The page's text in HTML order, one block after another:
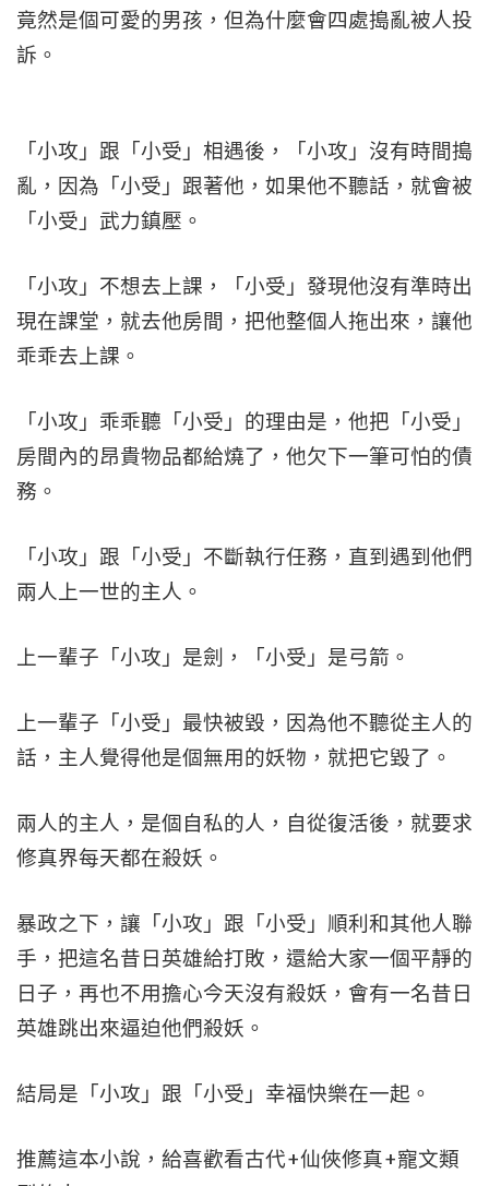
竟然是個可愛的男孩，但為什麼會四處搗亂被人投
訴。
「小攻」跟「小受」相遇後，「小攻」沒有時間搗
亂，因為「小受」跟著他，如果他不聽話，就會被
「小受」武力鎮壓。
「小攻」不想去上課，「小受」發現他沒有準時出
現在課堂，就去他房間，把他整個人拖出來，讓他
乖乖去上課。
「小攻」乖乖聽「小受」的理由是，他把「小受」
房間內的昂貴物品都給燒了，他欠下一筆可怕的債
務。
「小攻」跟「小受」不斷執行任務，直到遇到他們
兩人上一世的主人。
上一輩子「小攻」是劍，「小受」是弓箭。
上一輩子「小受」最快被毀，因為他不聽從主人的
話，主人覺得他是個無用的妖物，就把它毀了。
兩人的主人，是個自私的人，自從復活後，就要求
修真界每天都在殺妖。
暴政之下，讓「小攻」跟「小受」順利和其他人聯
手，把這名昔日英雄給打敗，還給大家一個平靜的
日子，再也不用擔心今天沒有殺妖，會有一名昔日
英雄跳出來逼迫他們殺妖。
結局是「小攻」跟「小受」幸福快樂在一起。
推薦這本小說，給喜歡看古代+仙俠修真+寵文類